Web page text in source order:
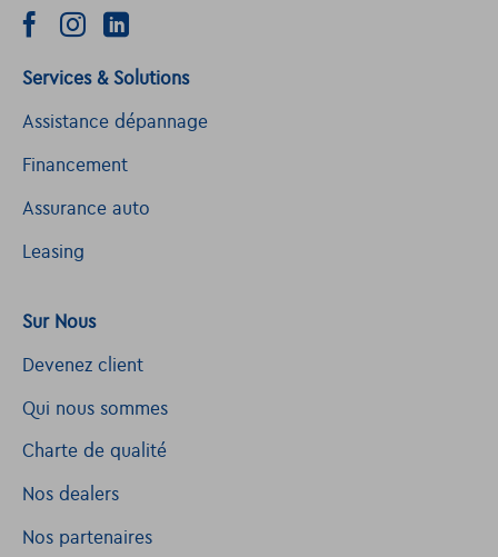
Services & Solutions
Assistance dépannage
Financement
Assurance auto
Leasing
Sur Nous
Devenez client
Qui nous sommes
Charte de qualité
Nos dealers
Nos partenaires